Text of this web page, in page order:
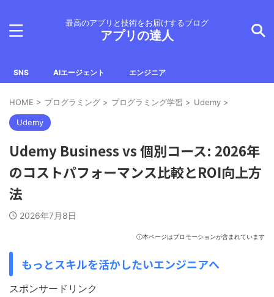
最高のアプリと技術をお届けするブログ
アプリの達人
SNS AIエージェント エンジニア
HOME > プログラミング > プログラミング学習 > Udemy >
Udemy
Udemy Business vs 個別コース: 2026年
のコストパフォーマンス比較とROI向上方
法
2026年7月8日
ⓘ本ページはプロモーションが含まれています
もっとスキルを活かしたいエンジニアへ
スポンサードリンク